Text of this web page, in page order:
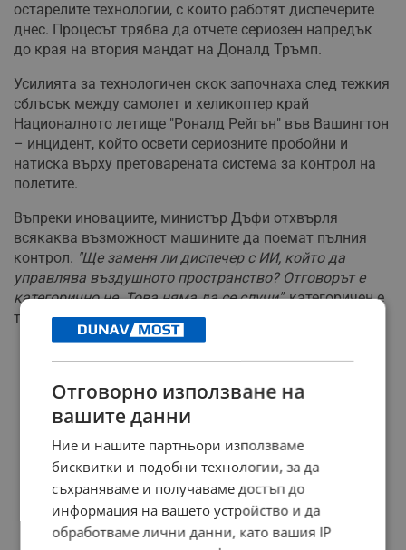
остарелите технологии, с които работят диспечерите
днес. Процесът трябва да отчете сериозен напредък
до края на втория мандат на Доналд Тръмп.
Усилията за технологичен скок започнаха след тежкия
сблъсък между самолет и хеликоптер край
Националното летище "Роналд Рейгън" във Вашингтон
– инцидент, който освети сериозните пробойни и
натиска върху претоварената система за контрол на
полетите.
Въпреки иновациите, министър Дъфи отхвърля
всякаква възможност машините да поемат пълния
контрол. "Ще заменя ли диспечер с ИИ, който да
управлява въздушното пространство? Отговорът е
категорично не. Това няма да се случи", категоричен е
той.
Отговорно използване на
вашите данни
Ние и нашите партньори използваме
бисквитки и подобни технологии, за да
съхраняваме и получаваме достъп до
информация на вашето устройство и да
обработваме лични данни, като вашия IP